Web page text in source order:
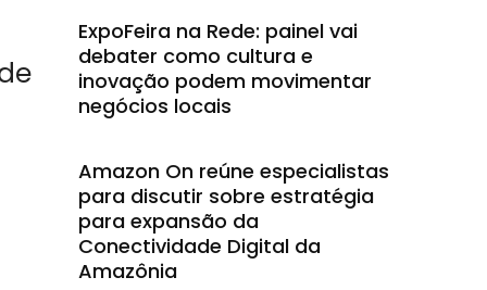
ExpoFeira na Rede: painel vai
debater como cultura e
inovação podem movimentar
negócios locais
Amazon On reúne especialistas
para discutir sobre estratégia
para expansão da
Conectividade Digital da
Amazônia